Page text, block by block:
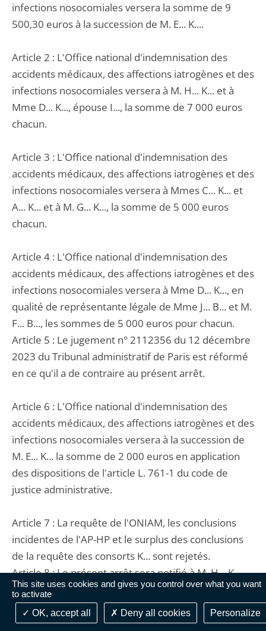
This site uses cookies and gives you control over what you want
to activate
OK, accept all
Deny all cookies Personalize
infections nosocomiales versera la somme de 9
500,30 euros à la succession de M. E... K....
Article 2 : L'Office national d'indemnisation des
accidents médicaux, des affections iatrogènes et des
infections nosocomiales versera à M. H... K... et à
Mme D... K..., épouse I..., la somme de 7 000 euros
chacun.
Article 3 : L'Office national d'indemnisation des
accidents médicaux, des affections iatrogènes et des
infections nosocomiales versera à Mmes C... K... et
A... K... et à M. G... K..., la somme de 5 000 euros
chacun.
Article 4 : L'Office national d'indemnisation des
accidents médicaux, des affections iatrogènes et des
infections nosocomiales versera à Mme D... K..., en
qualité de représentante légale de Mme J... B... et M.
F... B..., les sommes de 5 000 euros pour chacun.
Article 5 : Le jugement n° 2112356 du 12 décembre
2023 du Tribunal administratif de Paris est réformé
en ce qu'il a de contraire au présent arrêt.
Article 6 : L'Office national d'indemnisation des
accidents médicaux, des affections iatrogènes et des
infections nosocomiales versera à la succession de
M. E... K... la somme de 2 000 euros en application
des dispositions de l'article L. 761-1 du code de
justice administrative.
Article 7 : La requête de l'ONIAM, les conclusions
incidentes de l'AP-HP et le surplus des conclusions
de la requête des consorts K... sont rejetés.
Article 8 : Le présent arrêt sera notifié à M. H... K...,
Mme D... K... épouse I..., Mme C... K..., Mme A... K... et
à M. G... K..., à l'Office national d'indemnisation des
accidents médicaux, des affections iatrogènes et des